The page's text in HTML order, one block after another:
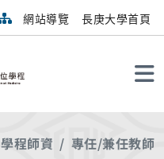
網站導覽 長庚大學首頁
學程師資 專任/兼任教師